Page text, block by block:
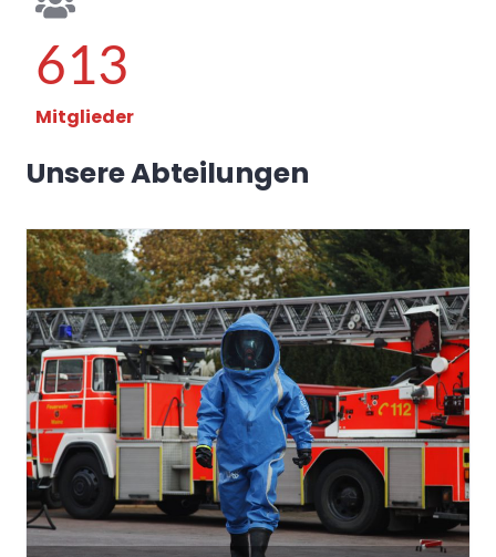
613
Mitglieder
Unsere Abteilungen